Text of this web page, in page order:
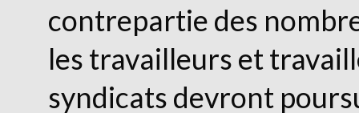
contrepartie des
les travailleurs et
syndicats devront